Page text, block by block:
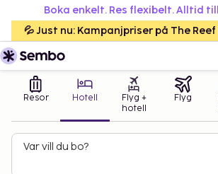
Boka enkelt. Res flexibelt. Alltid
💦 Just nu: Kampanjpriser på The
Resor Hotell
Flyg +
hotell
Flyg
Var vill du bo?